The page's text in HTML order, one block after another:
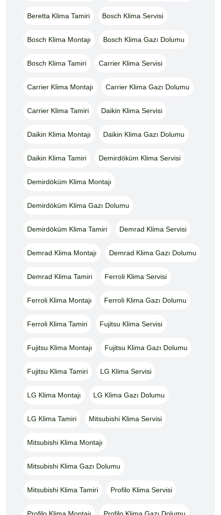
Beretta Klima Tamiri Bosch Klima Servisi
Bosch Klima Montajı Bosch Klima Gazı Dolumu
Bosch Klima Tamiri Carrier Klima Servisi
Carrier Klima Montajı Carrier Klima Gazı Dolumu
Carrier Klima Tamiri Daikin Klima Servisi
Daikin Klima Montajı Daikin Klima Gazı Dolumu
Daikin Klima Tamiri Demirdöküm Klima Servisi
Demirdöküm Klima Montajı
Demirdöküm Klima Gazı Dolumu
Demirdöküm Klima Tamiri Demrad Klima Servisi
Demrad Klima Montajı Demrad Klima Gazı Dolumu
Demrad Klima Tamiri Ferroli Klima Servisi
Ferroli Klima Montajı Ferroli Klima Gazı Dolumu
Ferroli Klima Tamiri Fujitsu Klima Servisi
Fujitsu Klima Montajı Fujitsu Klima Gazı Dolumu
Fujitsu Klima Tamiri LG Klima Servisi
LG Klima Montajı LG Klima Gazı Dolumu
LG Klima Tamiri Mitsubishi Klima Servisi
Mitsubishi Klima Montajı
Mitsubishi Klima Gazı Dolumu
Mitsubishi Klima Tamiri Profilo Klima Servisi
Profilo Klima Montajı Profilo Klima Gazı Dolumu